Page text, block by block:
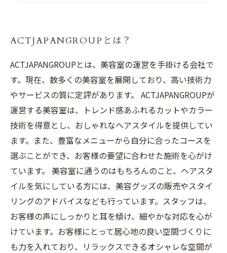
ACTJAPANGROUPとは？
ACTJAPANGROUPとは、美容室の運営を手掛ける会社で
す。現在、数多くの美容室を展開しており、高い技術力
やサービスの質に定評があります。 ACTJAPANGROUPが
運営する美容室は、トレンド感あふれるカットやカラー
技術を得意とし、おしゃれなヘアスタイルを提供してい
ます。また、豊富なメニューから自分に合ったコースを
選ぶことができ、お客様の要望に合わせた施術を心がけ
ています。 美容室に通うのはもちろんのこと、ヘアスタ
イルを気にしている方には、美容グッズの販売やスタイ
リングのアドバイスなども行っています。スタッフは、
お客様の声にしっかりと耳を傾け、細やかな対応を心が
けています。お客様にとって居心地の良い空間づくりに
も力を入れており、リラックスできるオシャレな空間が